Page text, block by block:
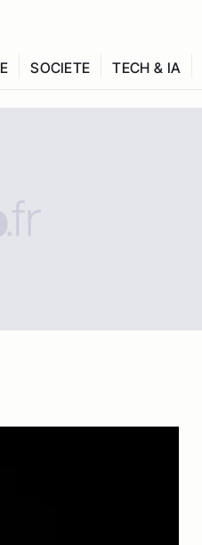
SOCIETE TECH & IA